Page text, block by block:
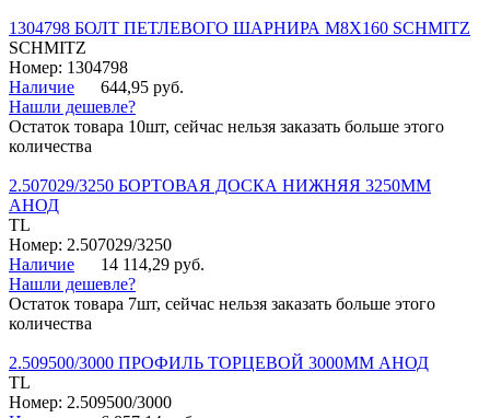
1304798 БОЛТ ПЕТЛЕВОГО ШАРНИРА М8Х160 SCHMITZ
SCHMITZ
Номер: 1304798
Наличие
644,95 руб.
Нашли дешевле?
Остаток товара 10шт, сейчас нельзя заказать больше этого
количества
2.507029/3250 БОРТОВАЯ ДОСКА НИЖНЯЯ 3250ММ
АНОД
TL
Номер: 2.507029/3250
Наличие
14 114,29 руб.
Нашли дешевле?
Остаток товара 7шт, сейчас нельзя заказать больше этого
количества
2.509500/3000 ПРОФИЛЬ ТОРЦЕВОЙ 3000ММ АНОД
TL
Номер: 2.509500/3000